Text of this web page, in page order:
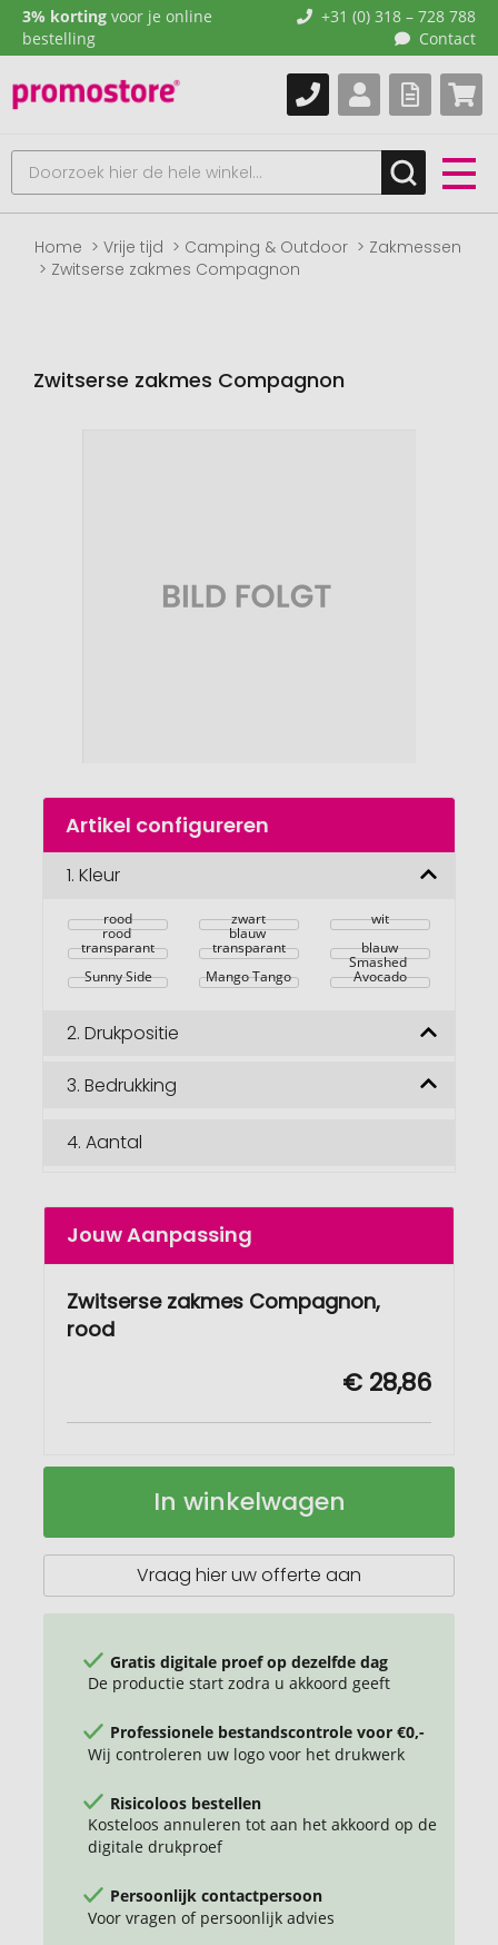
3% korting voor je online
bestelling
+31 (0) 318 – 728 788
Contact
Home Vrije tijd Camping & Outdoor
Zakmessen
Zwitserse zakmes Compagnon
Zwitserse zakmes Compagnon
Naar
begin
afbeeldingengalerij
Artikel configureren
1. Kleur
rood zwart wit
rood
transparant
blauw
transparant
blauw
Sunny Side
Mango Tango
Smashed
Avocado
2. Drukpositie
3. Bedrukking
4. Aantal
Jouw Aanpassing
Zwitserse zakmes Compagnon,
rood
€ 28,86
Zwitserse
Op
In winkelwagen
Vraag hier uw offerte aan
Gratis digitale proef op dezelfde dag
De productie start zodra u akkoord geeft
Professionele bestandscontrole voor €0,-
Wij controleren uw logo voor het drukwerk
Risicoloos bestellen
Kosteloos annuleren tot aan het akkoord op de
digitale drukproef
Persoonlijk contactpersoon
Voor vragen of persoonlijk advies